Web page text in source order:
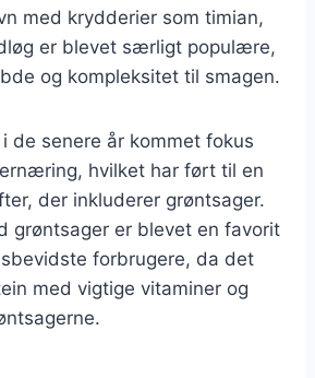
med krydderier som timian,
er blevet særligt populære,
og kompleksitet til smagen.
de senere år kommet fokus
hvilket har ført til en
der inkluderer grøntsager.
grøntsager er blevet en favorit
forbrugere, da det
med vigtige vitaminer og